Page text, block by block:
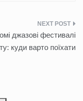
джазові фестивалі
куди варто поїхати